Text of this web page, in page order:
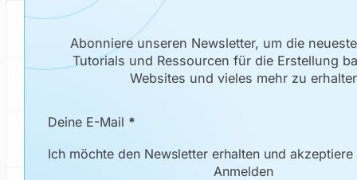
Abonniere unseren Newsletter, um die
Tutorials und Ressourcen für die Erstellung
Websites und vieles mehr zu
Newsletter Formular
Deine E-Mail *
Ich möchte den Newsletter erhalten und
Anmelden